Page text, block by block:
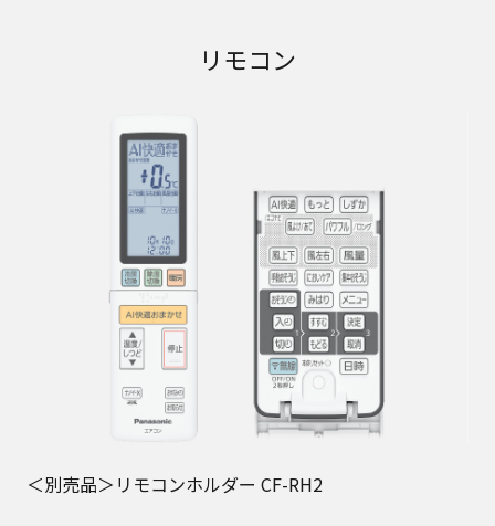
リモコン
＜別売品＞リモコンホルダー CF-RH2